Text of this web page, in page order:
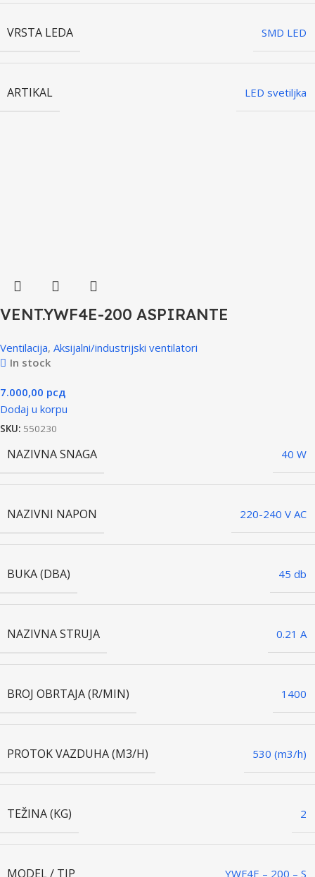
VRSTA LEDA SMD LED
ARTIKAL LED svetiljka
VENT.YWF4E-200 ASPIRANTE
Ventilacija, Aksijalni/industrijski ventilatori
In stock
7.000,00 рсд
Dodaj u korpu
SKU: 550230
NAZIVNA SNAGA 40 W
NAZIVNI NAPON 220-240 V AC
BUKA (DBA) 45 db
NAZIVNA STRUJA 0.21 A
BROJ OBRTAJA (R/MIN) 1400
PROTOK VAZDUHA (M3/H) 530 (m3/h)
TEŽINA (KG) 2
MODEL / TIP YWF4E – 200 – S